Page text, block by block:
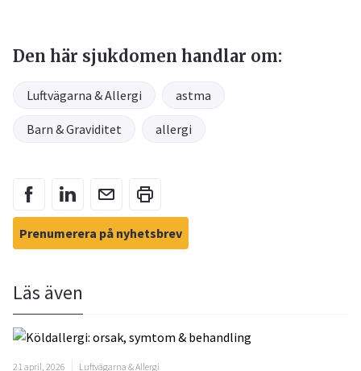
Den här sjukdomen handlar om:
Luftvägarna & Allergi astma
Barn & Graviditet allergi
Prenumerera på nyhetsbrev
Läs även
21 april, 2026 Luftvägarna & Allergi